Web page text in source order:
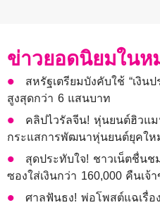
ข่าวยอดนิยมในห
สหรัฐเตรียมบังคับใช้ “เงิน
สูงสุดกว่า 6 แสนบาท
คลิปไวรัลจีน! หุ่นยนต์ฮิวแ
กระแสการพัฒนาหุ่นยนต์ยุคให
สุดประทับใจ! ชาวเน็ตชื่น
ซองใส่เงินกว่า 160,000 คืนเจ้า
ศาลฟันธง! พ่อโพสต์แฉเรื่อ